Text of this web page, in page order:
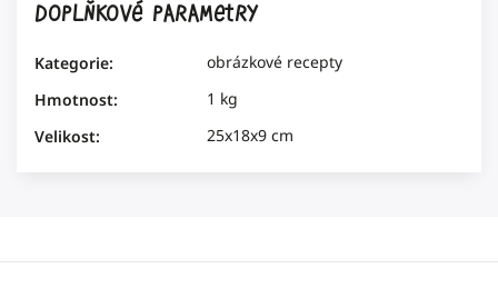
Doplňkové parametry
Kategorie:
obrázkové recepty
Hmotnost:
1 kg
Velikost: 25x18x9 cm